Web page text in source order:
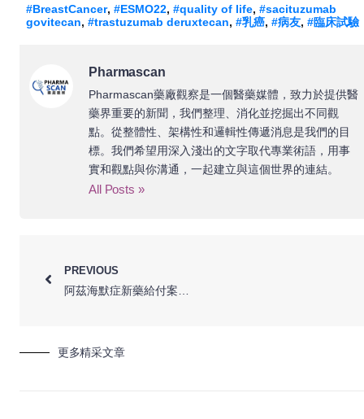
#BreastCancer, #ESMO22, #quality of life, #sacituzumab
govitecan, #trastuzumab deruxtecan, #乳癌, #病友, #臨床試驗
Pharmascan
Pharmascan藥廠觀察是一個醫藥媒體，致力於提供醫
藥界重要的新聞，我們整理、消化並挖掘出不同觀
點。從整體性、架構性和邏輯性傳遞消息是我們的目
標。我們希望用深入淺出的文字取代專業術語，用事
實和觀點與你溝通，一起建立與這個世界的連結。
All Posts »
PREVIOUS
阿茲海默症新藥給付案確立，病友團體:創造了不必要的障礙
更多精采文章